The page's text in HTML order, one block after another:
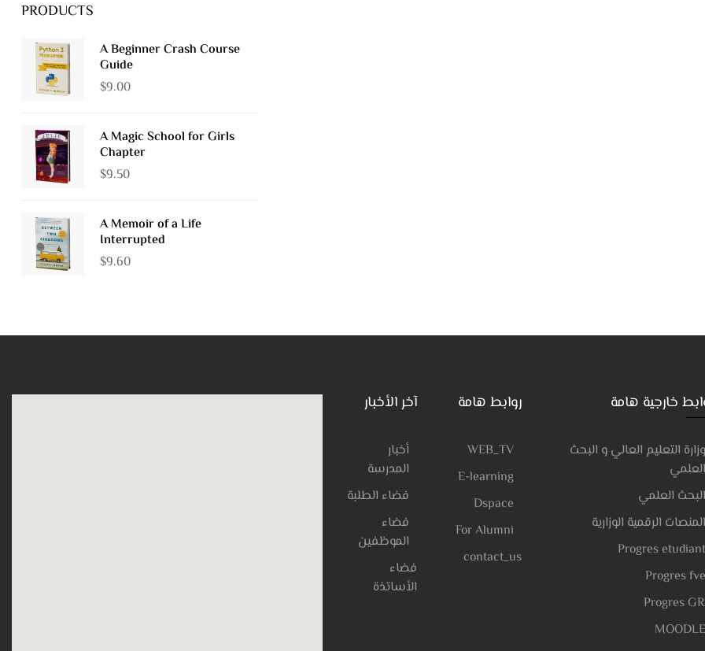
PRODUCTS
A Beginner Crash Course
Guide
$9.00
A Magic School for Girls
Chapter
$9.50
A Memoir of a Life
Interrupted
$9.60
آخر الأخبار
أخبار
المدرسة
فضاء الطلبة
فضاء
الموظفين
فضاء
الأساتذة
روابط هامة
WEB_TV
E-learning
Dspace
For Alumni
contact_us
خارجية هامة
وزارة التعليم العالي و البحث
العلمي
البحث العلمي
المنصات الرقمية الوزارية
Progres etudiant
Progres fve
Progres
MOODLE